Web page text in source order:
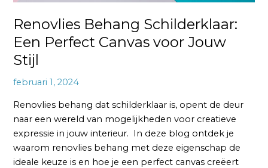
Renovlies Behang Schilderklaar:
Een Perfect Canvas voor Jouw
Stijl
februari 1, 2024
Renovlies behang dat schilderklaar is, opent de deur
naar een wereld van mogelijkheden voor creatieve
expressie in jouw interieur. In deze blog ontdek je
waarom renovlies behang met deze eigenschap de
ideale keuze is en hoe je een perfect canvas creëert